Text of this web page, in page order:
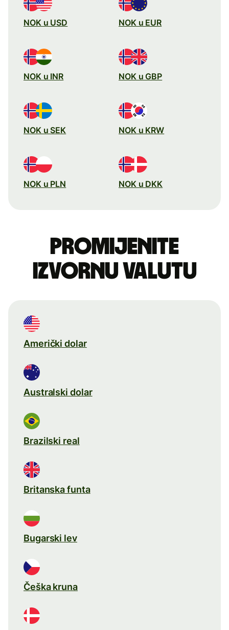
NOK u USD NOK u EUR
NOK u INR NOK u GBP
NOK u SEK NOK u KRW
NOK u PLN NOK u DKK
Promijenite
izvornu valutu
Američki dolar
Australski dolar
Brazilski real
Britanska funta
Bugarski lev
Češka kruna